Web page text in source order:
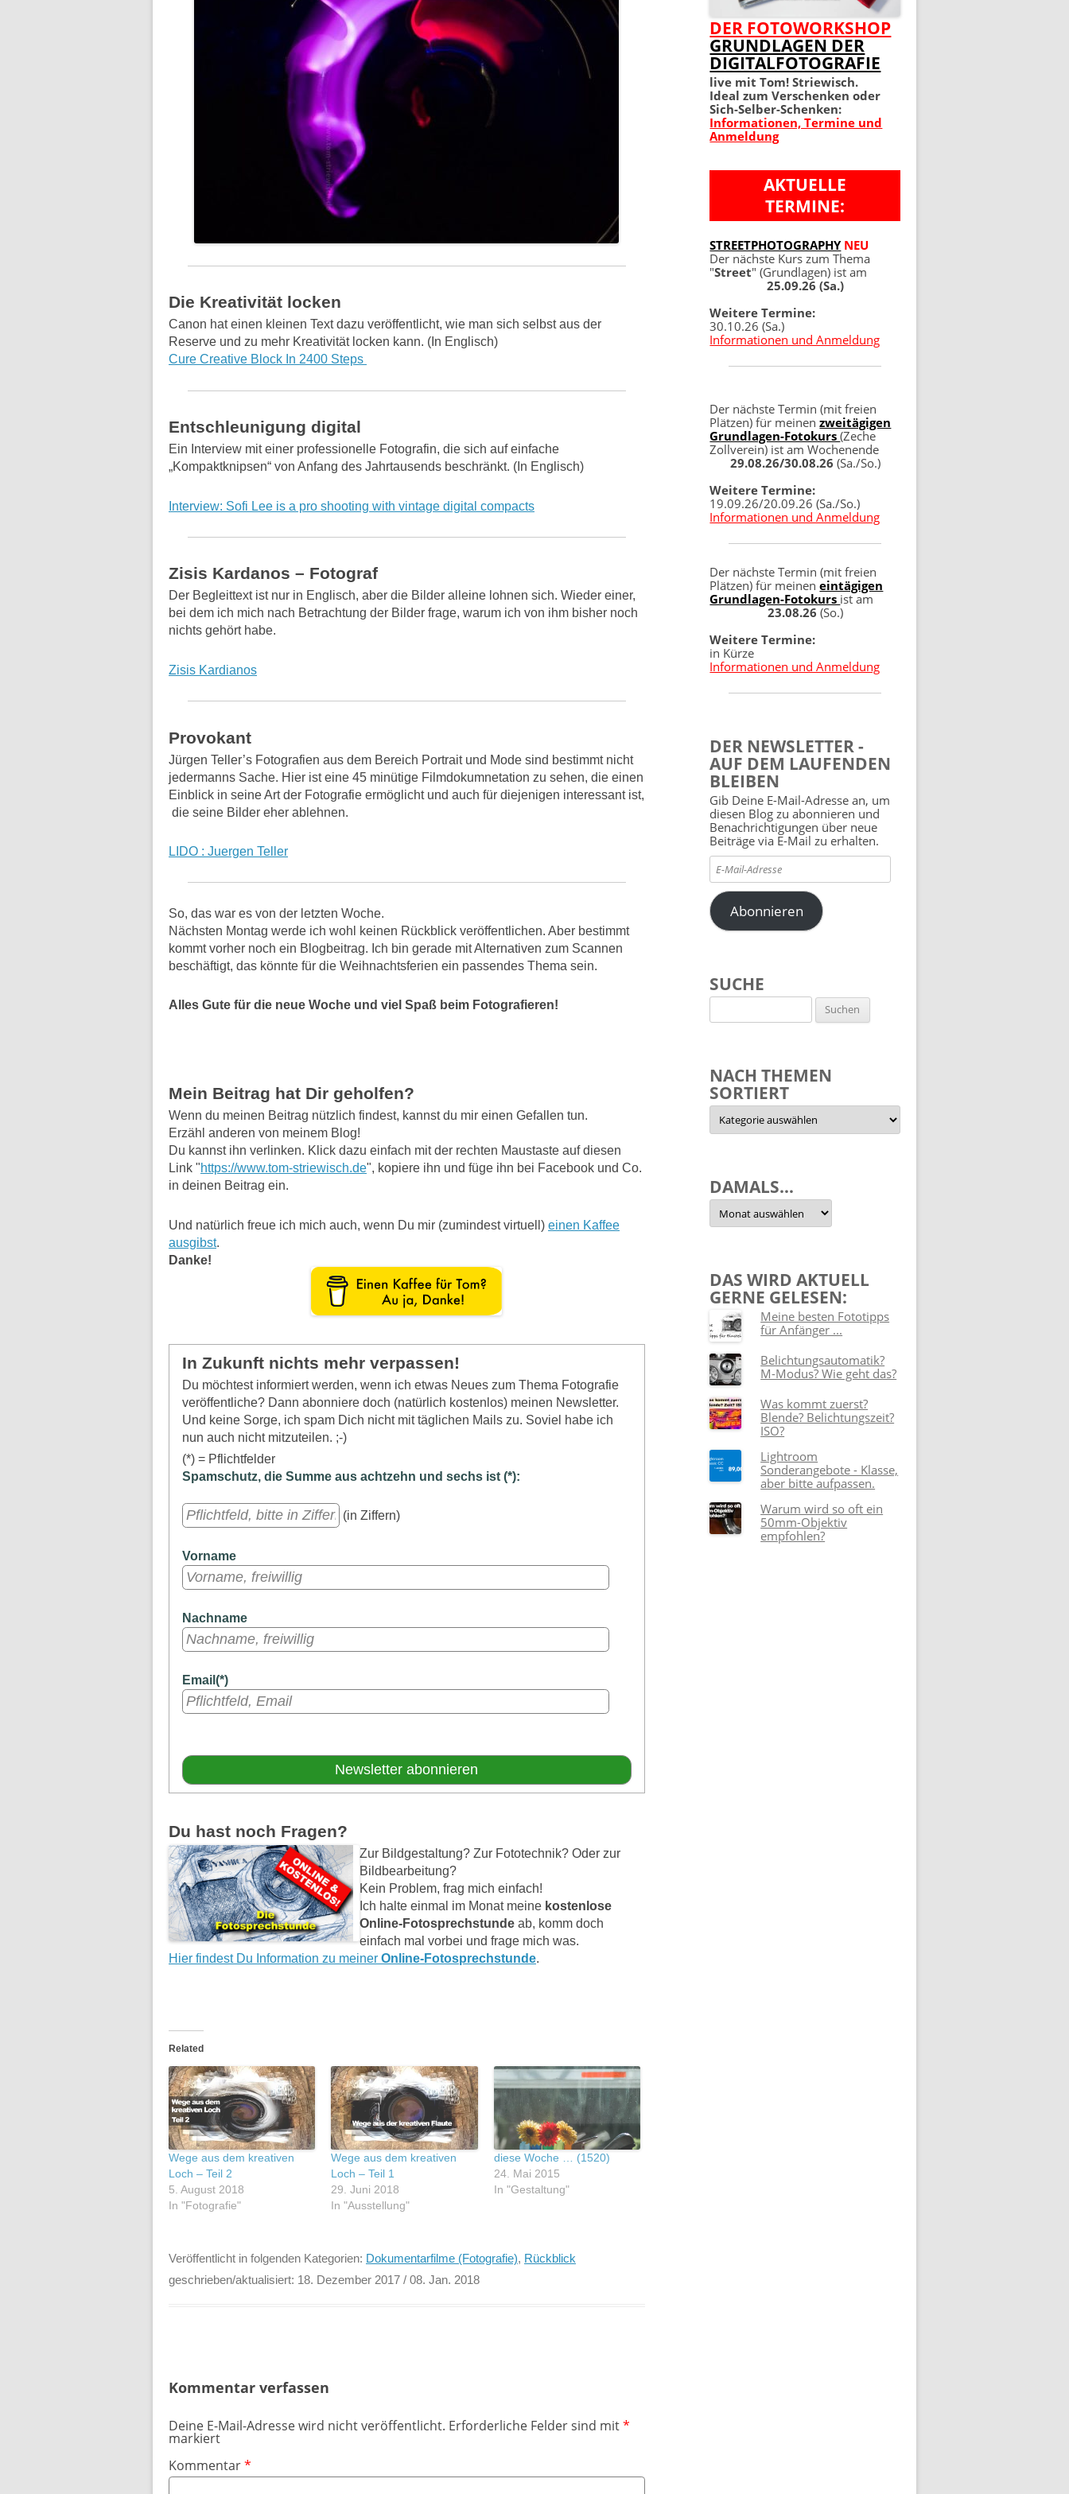
MEIN PERFEKTES FOTO 2.
AUFLAGE
100 TIPPS UND TRICKS 4.
AUFLAGE
SOZIALE NETZWERKE
DATENSCHUTZERKLÄRUNG
Die Kreativität locken
Canon hat einen kleinen Text dazu veröffentlicht, wie man sich selbst aus der
Reserve und zu mehr Kreativität locken kann. (In Englisch)
Cure Creative Block In 2400 Steps
Entschleunigung digital
Ein Interview mit einer professionelle Fotografin, die sich auf einfache
„Kompaktknipsen“ von Anfang des Jahrtausends beschränkt. (In Englisch)
Interview: Sofi Lee is a pro shooting with vintage digital compacts
Zisis Kardanos – Fotograf
Der Begleittext ist nur in Englisch, aber die Bilder alleine lohnen sich. Wieder einer,
bei dem ich mich nach Betrachtung der Bilder frage, warum ich von ihm bisher noch
nichts gehört habe.
Zisis Kardianos
Provokant
Jürgen Teller’s Fotografien aus dem Bereich Portrait und Mode sind bestimmt nicht
jedermanns Sache. Hier ist eine 45 minütige Filmdokumnetation zu sehen, die einen
Einblick in seine Art der Fotografie ermöglicht und auch für diejenigen interessant ist,
die seine Bilder eher ablehnen.
LIDO : Juergen Teller
So, das war es von der letzten Woche.
Nächsten Montag werde ich wohl keinen Rückblick veröffentlichen. Aber bestimmt
kommt vorher noch ein Blogbeitrag. Ich bin gerade mit Alternativen zum Scannen
beschäftigt, das könnte für die Weihnachtsferien ein passendes Thema sein.
Alles Gute für die neue Woche und viel Spaß beim Fotografieren!
Mein Beitrag hat Dir geholfen?
Wenn du meinen Beitrag nützlich findest, kannst du mir einen Gefallen tun.
Erzähl anderen von meinem Blog!
Du kannst ihn verlinken. Klick dazu einfach mit der rechten Maustaste auf diesen
Link "https://www.tom-striewisch.de", kopiere ihn und füge ihn bei Facebook und Co.
in deinen Beitrag ein.
Und natürlich freue ich mich auch, wenn Du mir (zumindest virtuell) einen Kaffee
ausgibst.
Danke!
In Zukunft nichts mehr verpassen!
Du möchtest informiert werden, wenn ich etwas Neues zum Thema Fotografie
veröffentliche? Dann abonniere doch (natürlich kostenlos) meinen Newsletter.
Und keine Sorge, ich spam Dich nicht mit täglichen Mails zu. Soviel habe ich
nun auch nicht mitzuteilen. ;-)
(*) = Pflichtfelder
Spamschutz, die Summe aus achtzehn und sechs ist (*):
(in Ziffern)
Vorname
Nachname
Email(*)
Du hast noch Fragen?
Zur Bildgestaltung? Zur Fototechnik? Oder zur
Bildbearbeitung?
Kein Problem, frag mich einfach!
Ich halte einmal im Monat meine kostenlose
Online-Fotosprechstundeab, komm doch
einfach mal vorbei und frage mich was.
Hier findest Du Information zu meiner Online-Fotosprechstunde.
Related
Wege aus dem kreativen
Loch – Teil 2
5. August 2018
In "Fotografie"
Wege aus dem kreativen
Loch – Teil 1
29. Juni 2018
In "Ausstellung"
diese Woche … (1520)
24. Mai 2015
In "Gestaltung"
Veröffentlicht in folgenden Kategorien: Dokumentarfilme (Fotografie), Rückblick
geschrieben/aktualisiert: 18. Dezember 2017 / 08. Jan. 2018
Kommentar verfassen
Deine E-Mail-Adresse wird nicht veröffentlicht. Erforderliche Felder sind mit*
markiert
Kommentar*
DER FOTOWORKSHOP
GRUNDLAGEN DER
DIGITALFOTOGRAFIE
live mit Tom! Striewisch.
Ideal zum Verschenken oder
Sich-Selber-Schenken:
Informationen, Termine und
Anmeldung
AKTUELLE
TERMINE:
STREETPHOTOGRAPHY NEU
Der nächste Kurs zum Thema
"Street" (Grundlagen) ist am
25.09.26 (Sa.)
Weitere Termine:
30.10.26 (Sa.)
Informationen und Anmeldung
Der nächste Termin (mit freien
Plätzen) für meinenzweitägigen
Grundlagen-Fotokurs(Zeche
Zollverein) ist am Wochenende
29.08.26/30.08.26 (Sa./So.)
Weitere Termine:
19.09.26/20.09.26 (Sa./So.)
Informationen und Anmeldung
Der nächste Termin (mit freien
Plätzen) für meineneintägigen
Grundlagen-Fotokurs ist am
23.08.26 (So.)
Weitere Termine:
in Kürze
Informationen und Anmeldung
DER NEWSLETTER -
AUF DEM LAUFENDEN
BLEIBEN
Gib Deine E-Mail-Adresse an, um
diesen Blog zu abonnieren und
Benachrichtigungen über neue
Beiträge via E-Mail zu erhalten.
E-
Mail-
Adresse
Abonnieren
SUCHE
nach:
NACH THEMEN
SORTIERT
Nach
Themen
sortiert
DAMALS…
Damals…
DAS WIRD AKTUELL
GERNE GELESEN:
Meine besten Fototipps
für Anfänger ...
Belichtungsautomatik?
M-Modus? Wie geht das?
Was kommt zuerst?
Blende? Belichtungszeit?
ISO?
Lightroom
Sonderangebote - Klasse,
aber bitte aufpassen.
Warum wird so oft ein
50mm-Objektiv
empfohlen?